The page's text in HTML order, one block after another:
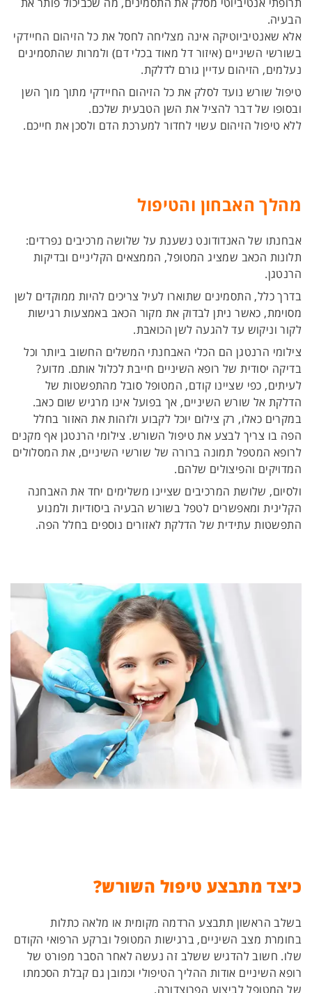
הבעיה.
אלא שאנטיביוטיקה אינה מצליחה לחסל את כל הזיהום החיידקי
בשורשי השיניים (איזור דל מאוד בכלי דם) ולמרות שהתסמינים
נעלמים, הזיהום עדיין גורם לדלקת.
טיפול שורש נועד לסלק את כל הזיהום החיידקי מתוך מוך השן
ובסופו של דבר להציל את השן הטבעית שלכם.
ללא טיפול הזיהום עשוי לחדור למערכת הדם ולסכן את חייכם.
מהלך האבחון והטיפול
אבחנתו של האנדודונט נשענת על שלושה מרכיבים נפרדים:
תלונות הכאב שמציג המטופל, הממצאים הקליניים ובדיקות
הרנטגן.
בדרך כלל, התסמינים שתוארו לעיל צריכים להיות ממוקדים לשן
מסוימת, כאשר ניתן לבדוק את מקור הכאב באמצעות רגישות
לקור וניקוש עד להגעה לשן הכואבת.
צילומי הרנטגן הם הכלי האבחנתי המשלים החשוב ביותר וכל
בדיקה יסודית של רופא השיניים חייבת לכלול אותם. מדוע?
לעיתים, כפי שציינו קודם, המטופל סובל מהתפשטות של
הדלקת אל שורש השיניים, אך בפועל אינו מרגיש שום כאב.
במקרים כאלו, רק צילום יוכל לקבוע ולזהות את האזור בחלל
הפה בו צריך לבצע את טיפול השורש. צילומי הרנטגן אף מקנים
לרופא המטפל תמונה ברורה של שורשי השיניים, את המסלולים
המדויקים והפיצולים שלהם.
ולסיום, שלושת המרכיבים שציינו משלימים יחד את האבחנה
הקלינית ומאפשרים לטפל בשורש הבעיה ביסודיות ולמנוע
התפשטות עתידית של הדלקת לאזורים נוספים בחלל הפה.
כיצד מתבצע טיפול השורש?
בשלב הראשון תתבצע הרדמה מקומית או מלאה כתלות
בחומרת מצב השיניים, ברגישות המטופל וברקע הרפואי הקודם
שלו. חשוב להדגיש ששלב זה נעשה לאחר הסבר מפורט של
רופא השיניים אודות ההליך הטיפולי וכמובן גם קבלת הסכמתו
של המטופל לביצוע הפרוצדורה.